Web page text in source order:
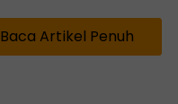
Baca Artikel Penuh